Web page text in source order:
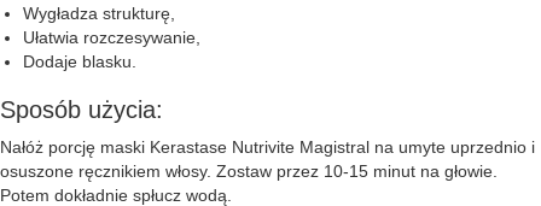
Wygładza strukturę,
Ułatwia rozczesywanie,
Dodaje blasku.
Sposób użycia:
Nałóż porcję maski Kerastase Nutrivite Magistral na umyte uprzednio i
osuszone ręcznikiem włosy. Zostaw przez 10-15 minut na głowie.
Potem dokładnie spłucz wodą.